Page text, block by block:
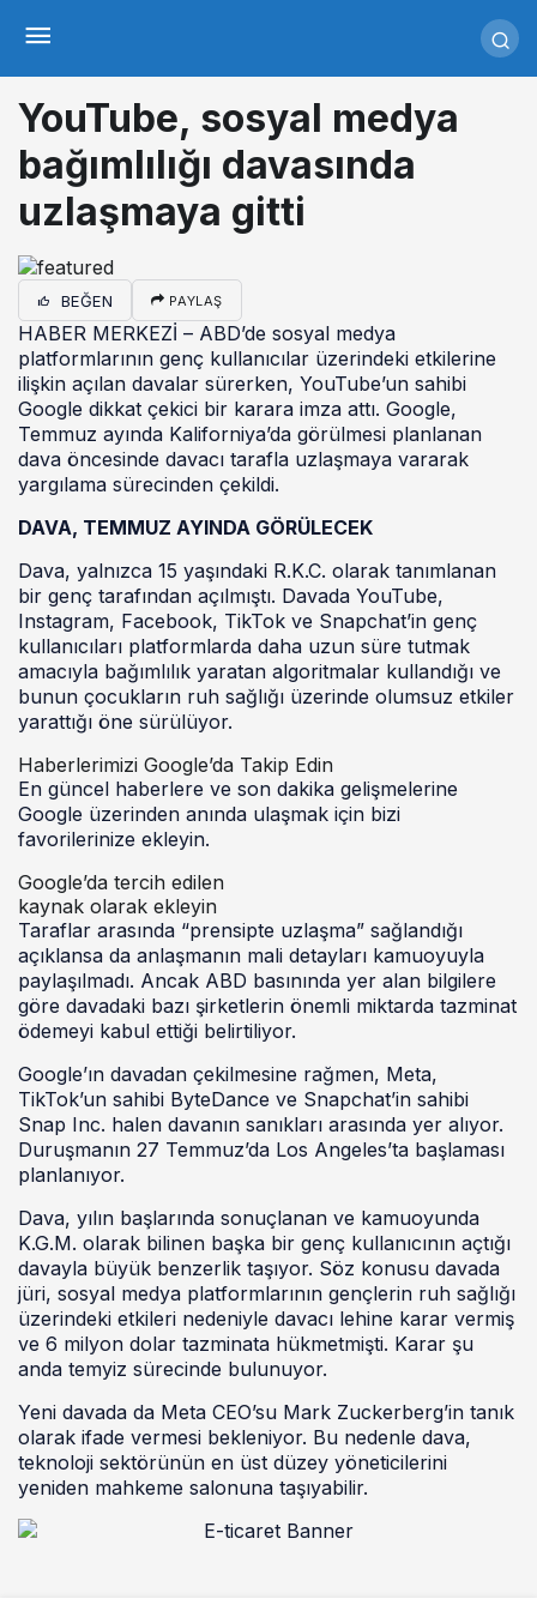
YouTube, sosyal medya
bağımlılığı davasında
uzlaşmaya gitti
BEĞEN PAYLAŞ
HABER MERKEZİ – ABD’de sosyal medya
platformlarının genç kullanıcılar üzerindeki etkilerine
ilişkin açılan davalar sürerken, YouTube’un sahibi
Google dikkat çekici bir karara imza attı. Google,
Temmuz ayında Kaliforniya’da görülmesi planlanan
dava öncesinde davacı tarafla uzlaşmaya vararak
yargılama sürecinden çekildi.
DAVA, TEMMUZ AYINDA GÖRÜLECEK
Dava, yalnızca 15 yaşındaki R.K.C. olarak tanımlanan
bir genç tarafından açılmıştı. Davada YouTube,
Instagram, Facebook, TikTok ve Snapchat’in genç
kullanıcıları platformlarda daha uzun süre tutmak
amacıyla bağımlılık yaratan algoritmalar kullandığı ve
bunun çocukların ruh sağlığı üzerinde olumsuz etkiler
yarattığı öne sürülüyor.
Haberlerimizi Google’da Takip Edin
En güncel haberlere ve son dakika gelişmelerine
Google üzerinden anında ulaşmak için bizi
favorilerinize ekleyin.
Google’da tercih edilen
kaynak olarak ekleyin
Taraflar arasında “prensipte uzlaşma” sağlandığı
açıklansa da anlaşmanın mali detayları kamuoyuyla
paylaşılmadı. Ancak ABD basınında yer alan bilgilere
göre davadaki bazı şirketlerin önemli miktarda tazminat
ödemeyi kabul ettiği belirtiliyor.
Google’ın davadan çekilmesine rağmen, Meta,
TikTok’un sahibi ByteDance ve Snapchat’in sahibi
Snap Inc. halen davanın sanıkları arasında yer alıyor.
Duruşmanın 27 Temmuz’da Los Angeles’ta başlaması
planlanıyor.
Dava, yılın başlarında sonuçlanan ve kamuoyunda
K.G.M. olarak bilinen başka bir genç kullanıcının açtığı
davayla büyük benzerlik taşıyor. Söz konusu davada
jüri, sosyal medya platformlarının gençlerin ruh sağlığı
üzerindeki etkileri nedeniyle davacı lehine karar vermiş
ve 6 milyon dolar tazminata hükmetmişti. Karar şu
anda temyiz sürecinde bulunuyor.
Yeni davada da Meta CEO’su Mark Zuckerberg’in tanık
olarak ifade vermesi bekleniyor. Bu nedenle dava,
teknoloji sektörünün en üst düzey yöneticilerini
yeniden mahkeme salonuna taşıyabilir.